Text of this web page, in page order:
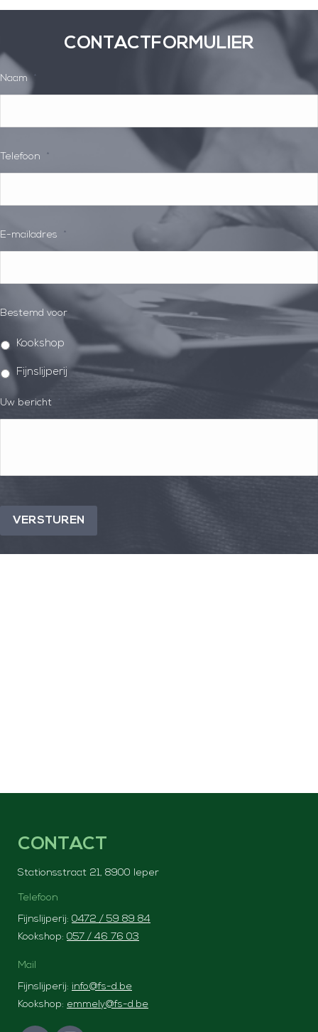
CONTACTFORMULIER
Naam *
Telefoon *
E-mailadres *
Bestemd voor
Kookshop
Fijnslijperij
Uw bericht *
VERSTUREN
CONTACT
Stationsstraat 21, 8900 Ieper
Telefoon
Fijnslijperij: 0472 / 59 89 84
Kookshop: 057 / 46 76 03
Mail
Fijnslijperij: info@fs-d.be
Kookshop: emmely@fs-d.be